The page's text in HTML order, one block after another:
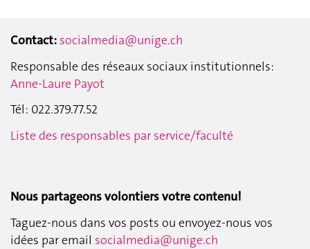
Contact: socialmedia@unige.ch
Responsable des réseaux sociaux institutionnels:
Anne-Laure Payot
Tél: 022.379.77.52
Liste des responsables par service/faculté
Nous partageons volontiers votre contenu!
Taguez-nous dans vos posts ou envoyez-nous vos
idées par email socialmedia@unige.ch